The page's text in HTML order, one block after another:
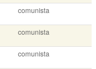
comunista
comunista
comunista